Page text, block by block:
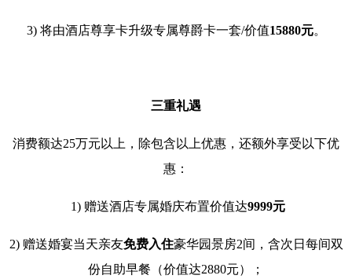
3) 将由酒店尊享卡升级专属尊爵卡一套/价值15880元。
三重礼遇
消费额达25万元以上，除包含以上优惠，还额外享受以下优
惠：
1) 赠送酒店专属婚庆布置价值达9999元
2) 赠送婚宴当天亲友免费入住豪华园景房2间，含次日每间双
份自助早餐（价值达2880元）；